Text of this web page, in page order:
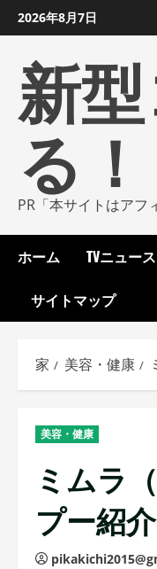
ン
2026年8月7日
新
る！
PR「本サイトはアフ
ホーム TVニュー
サイトマップ
家 美容・健康
美容・健康
ミムラ
プー紹